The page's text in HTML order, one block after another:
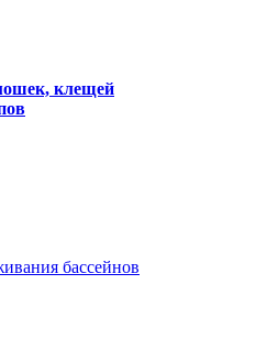
клещей
бассейнов